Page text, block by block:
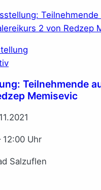
Teilnehmende
Memisevic
12:00 Uhr
Salzuflen